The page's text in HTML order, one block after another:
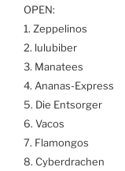
OPEN:
1. Zeppelinos
2. lulubiber
3. Manatees
4. Ananas-Express
5. Die Entsorger
6. Vacos
7. Flamongos
8. Cyberdrachen